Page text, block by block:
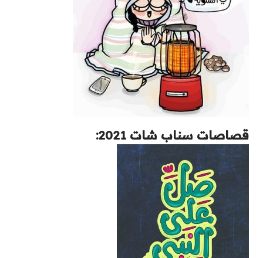
قصاصات سناب شات 2021: